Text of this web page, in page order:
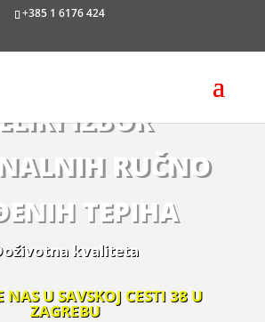
+385 1 6176 424
IZBOR
RUČNO
TEPIHA
kvaliteta
NAS U SAVSKOJ CESTI 38 U
ZAGREBU